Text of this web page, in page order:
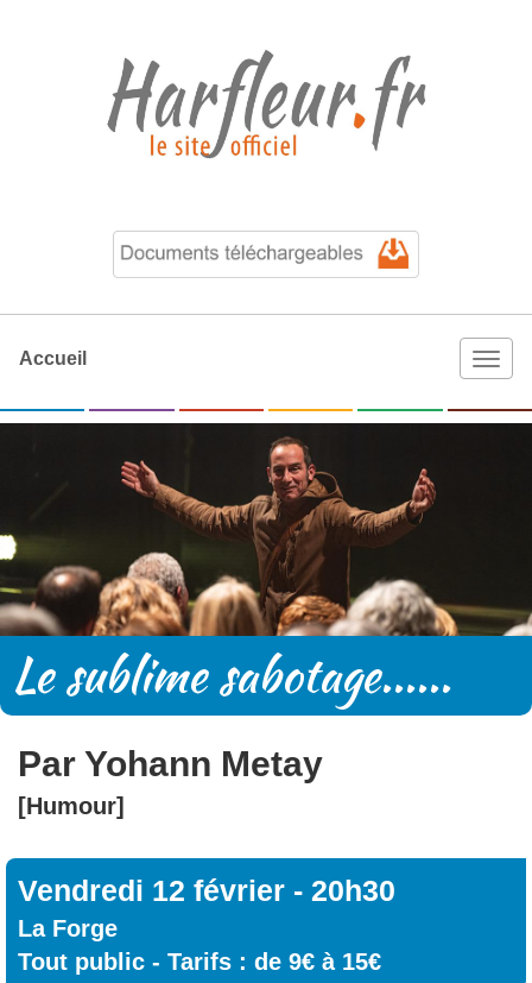
Accueil
Le sublime sabotage......
Par Yohann Metay
[Humour]
Vendredi 12 février - 20h30
La Forge
Tout public - Tarifs : de 9€ à 15€